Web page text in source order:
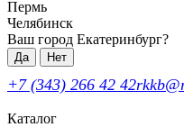
Пермь
Челябинск
Ваш город Екатеринбург?
Да Нет
+7 (343) 266 42 42
Каталог